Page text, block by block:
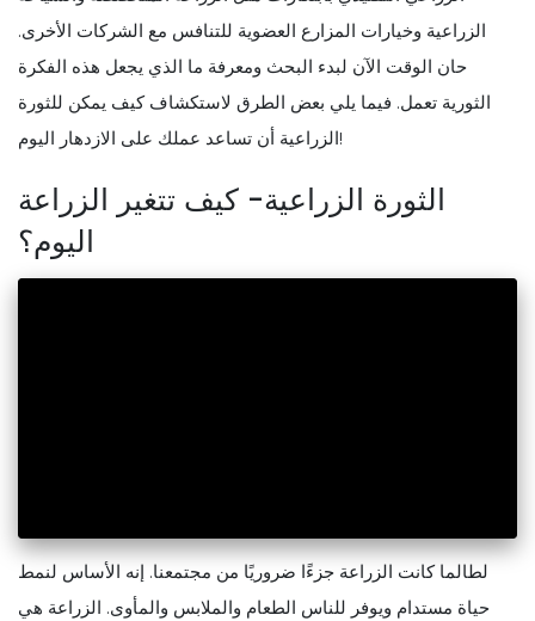
الزراعية وخيارات المزارع العضوية للتنافس مع الشركات الأخرى.
حان الوقت الآن لبدء البحث ومعرفة ما الذي يجعل هذه الفكرة
الثورية تعمل. فيما يلي بعض الطرق لاستكشاف كيف يمكن للثورة
الزراعية أن تساعد عملك على الازدهار اليوم!
الثورة الزراعية- كيف تتغير الزراعة
اليوم؟
لطالما كانت الزراعة جزءًا ضروريًا من مجتمعنا. إنه الأساس لنمط
حياة مستدام ويوفر للناس الطعام والملابس والمأوى. الزراعة هي